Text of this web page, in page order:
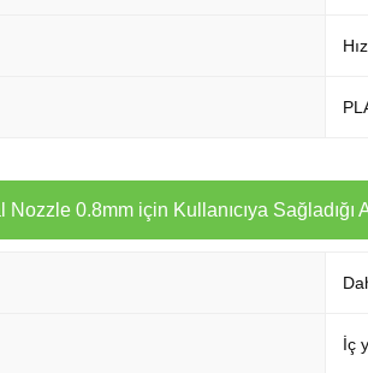
0.8mm için Kullanıcıya Sağladığı
İç